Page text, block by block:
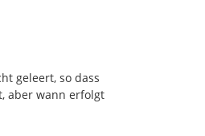
geleert, so dass
aber wann erfolgt